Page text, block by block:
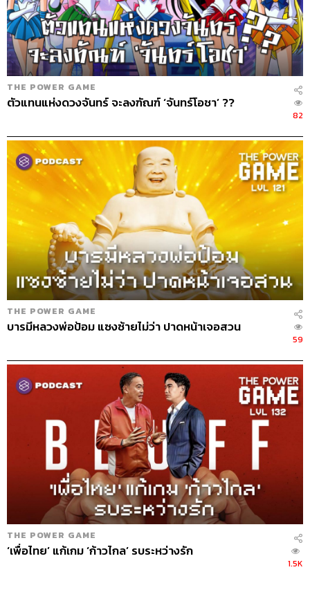
THE POWER GAME
ตัวแทนแห่งดวงจันทร์ จะลงฑัณฑ์ ‘จันทร์โอชา’ ??
82
THE POWER GAME
บารมีหลวงพ่อป้อม แซงซ้ายไม่ว่า ปาดหน้าเจอสวน
59
THE POWER GAME
‘เพื่อไทย’ แก้เกม ‘ก้าวไกล’ รบระหว่างรัก
1.5K